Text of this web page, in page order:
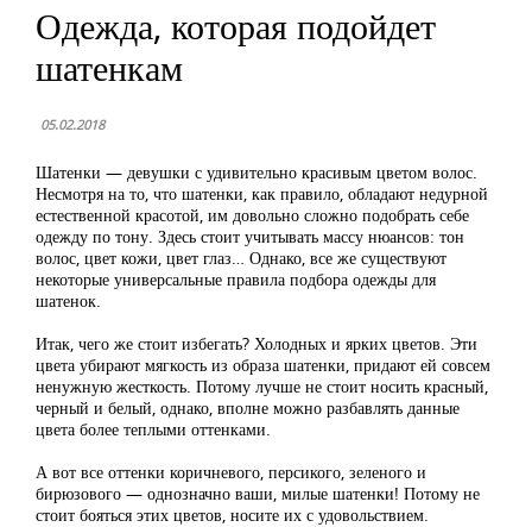
Одежда, которая подойдет
шатенкам
05.02.2018
Шатенки — девушки с удивительно красивым цветом волос.
Несмотря на то, что шатенки, как правило, обладают недурной
естественной красотой, им довольно сложно подобрать себе
одежду по тону. Здесь стоит учитывать массу нюансов: тон
волос, цвет кожи, цвет глаз… Однако, все же существуют
некоторые универсальные правила подбора одежды для
шатенок.
Итак, чего же стоит избегать? Холодных и ярких цветов. Эти
цвета убирают мягкость из образа шатенки, придают ей совсем
ненужную жесткость. Потому лучше не стоит носить красный,
черный и белый, однако, вполне можно разбавлять данные
цвета более теплыми оттенками.
А вот все оттенки коричневого, персикого, зеленого и
бирюзового — однозначно ваши, милые шатенки! Потому не
стоит бояться этих цветов, носите их с удовольствием.